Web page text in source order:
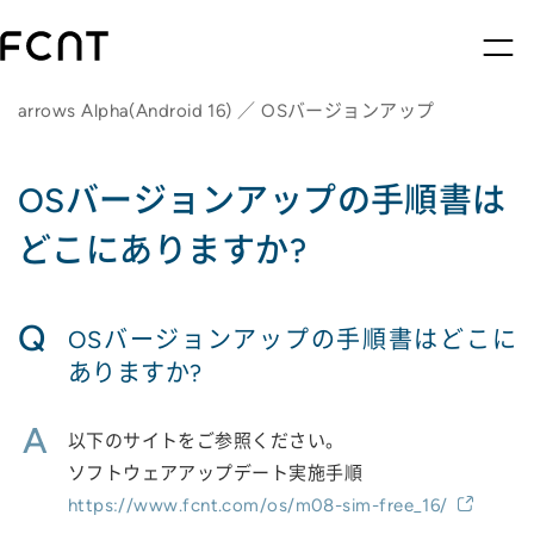
arrows Alpha(Android 16) ／ OSバージョンアップ
OSバージョンアップの手順書は
どこにありますか?
Q
OSバージョンアップの手順書はどこに
ありますか?
A
以下のサイトをご参照ください。
ソフトウェアアップデート実施手順
https://www.fcnt.com/os/m08-sim-free_16/